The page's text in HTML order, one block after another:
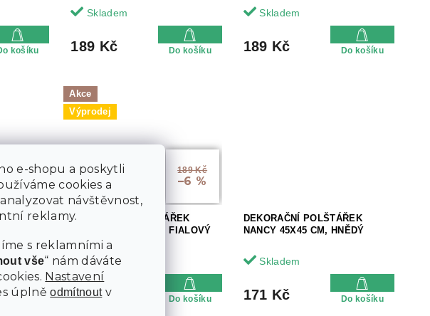
e-shopu a poskytli
cookies a
návštěvnost,
reklamy.
s reklamními a
vše“ nám dáváte
Nastavení
úplněodmítnoutv
košíku
Skladem
189 Kč Do košíku
Skladem
189 Kč Do košíku
košíku
Akce
Výprodej
189 Kč
–6 %
DEKORAČNÍ POLŠTÁŘEK
MELANIE 45X45 CM, FIALOVÝ
Skladem
177 Kč Do košíku
DEKORAČNÍ POLŠTÁŘEK
NANCY 45X45 CM, HNĚDÝ
Skladem
171 Kč Do košíku